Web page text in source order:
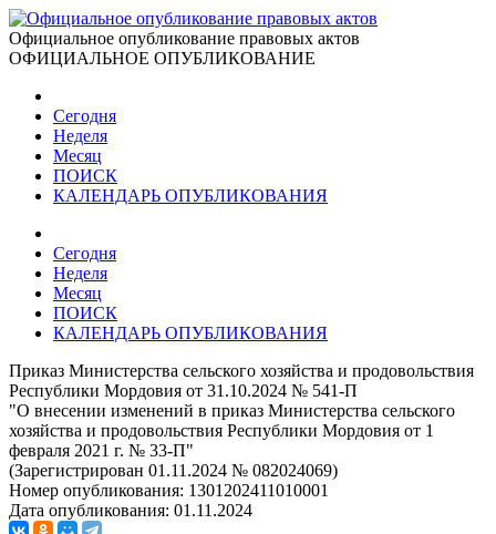
Официальное опубликование правовых актов
ОФИЦИАЛЬНОЕ ОПУБЛИКОВАНИЕ
Сегодня
Неделя
Месяц
ПОИСК
КАЛЕНДАРЬ ОПУБЛИКОВАНИЯ
Сегодня
Неделя
Месяц
ПОИСК
КАЛЕНДАРЬ ОПУБЛИКОВАНИЯ
Приказ Министерства сельского хозяйства и продовольствия
Республики Мордовия от 31.10.2024 № 541-П
"О внесении изменений в приказ Министерства сельского
хозяйства и продовольствия Республики Мордовия от 1
февраля 2021 г. № 33-П"
(Зарегистрирован 01.11.2024 № 082024069)
Номер опубликования: 1301202411010001
Дата опубликования: 01.11.2024